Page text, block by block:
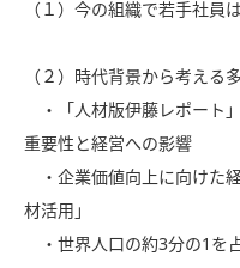
（１）今の組織で若手社員
（２）時代背景から考える
・「人材版伊藤レポート
重要性と経営への影響
・企業価値向上に向けた
材活用」
・世界人口の約3分の1を